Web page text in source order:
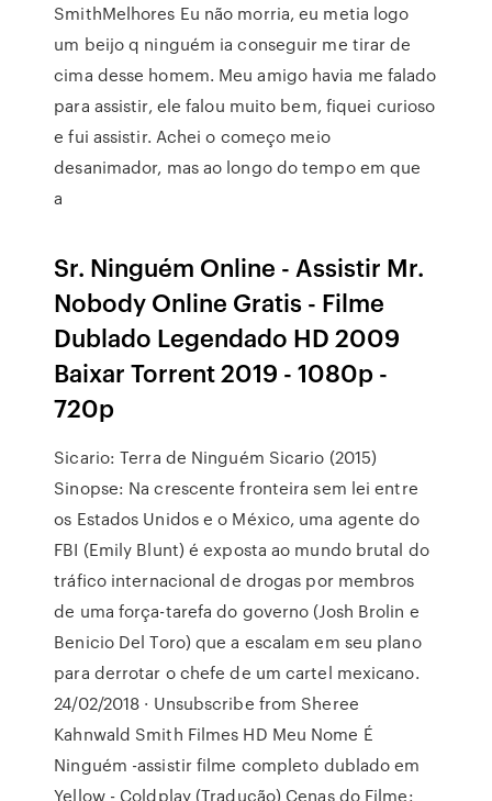
SmithMelhores Eu não morria, eu metia logo
um beijo q ninguém ia conseguir me tirar de
cima desse homem. Meu amigo havia me falado
para assistir, ele falou muito bem, fiquei curioso
e fui assistir. Achei o começo meio
desanimador, mas ao longo do tempo em que
a
Sr. Ninguém Online - Assistir Mr.
Nobody Online Gratis - Filme
Dublado Legendado HD 2009
Baixar Torrent 2019 - 1080p -
720p
Sicario: Terra de Ninguém Sicario (2015)
Sinopse: Na crescente fronteira sem lei entre
os Estados Unidos e o México, uma agente do
FBI (Emily Blunt) é exposta ao mundo brutal do
tráfico internacional de drogas por membros
de uma força-tarefa do governo (Josh Brolin e
Benicio Del Toro) que a escalam em seu plano
para derrotar o chefe de um cartel mexicano.
24/02/2018 · Unsubscribe from Sheree
Kahnwald Smith Filmes HD Meu Nome É
Ninguém -assistir filme completo dublado em
Yellow - Coldplay (Tradução) Cenas do Filme: